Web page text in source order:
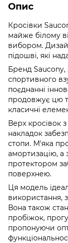
Опис
Кросівки
майже білому
вибором.
підошві, які
Бренд Saucony,
спортивного
поєднанні
продовжує цю
класичні
Верх кросівок
накладок
стопи. М'яка
амортизацію, а
протектором
поверхнею.
Ця модель
використання,
Вона також
пробіжок,
пропонуючи